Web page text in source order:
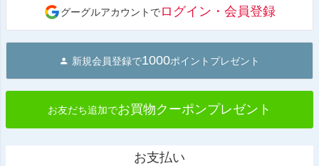
へ
グーグルアカウントでログイン・会員登録
新規会員登録で1000ポイントプレゼント
お友だち追加でお買物クーポンプレゼント
お支払い